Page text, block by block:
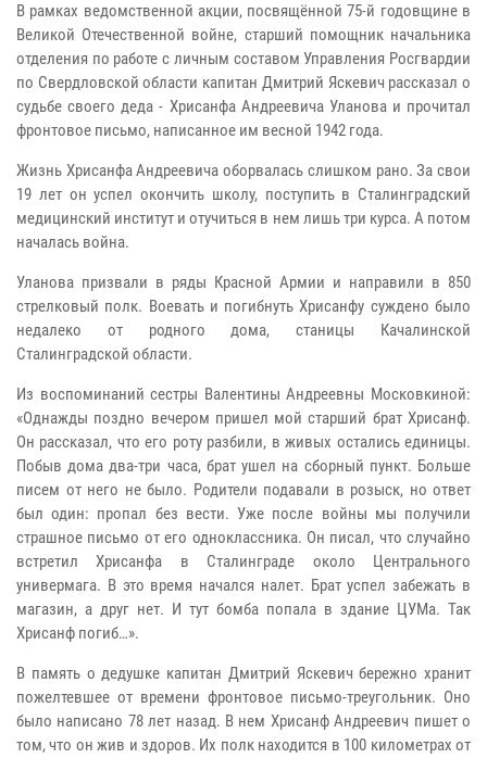
В рамках ведомственной акции, посвящённой 75-й годовщине в
Великой Отечественной войне, старший помощник начальника
отделения по работе с личным составом Управления Росгвардии
по Свердловской области капитан Дмитрий Яскевич рассказал о
судьбе своего деда - Хрисанфа Андреевича Уланова и прочитал
фронтовое письмо, написанное им весной 1942 года.
Жизнь Хрисанфа Андреевича оборвалась слишком рано. За свои
19 лет он успел окончить школу, поступить в Сталинградский
медицинский институт и отучиться в нем лишь три курса. А потом
началась война.
Уланова призвали в ряды Красной Армии и направили в 850
стрелковый полк. Воевать и погибнуть Хрисанфу суждено было
недалеко от родного дома, станицы Качалинской
Сталинградской области.
Из воспоминаний сестры Валентины Андреевны Московкиной:
«Однажды поздно вечером пришел мой старший брат Хрисанф.
Он рассказал, что его роту разбили, в живых остались единицы.
Побыв дома два-три часа, брат ушел на сборный пункт. Больше
писем от него не было. Родители подавали в розыск, но ответ
был один: пропал без вести. Уже после войны мы получили
страшное письмо от его одноклассника. Он писал, что случайно
встретил Хрисанфа в Сталинграде около Центрального
универмага. В это время начался налет. Брат успел забежать в
магазин, а друг нет. И тут бомба попала в здание ЦУМа. Так
Хрисанф погиб…».
В память о дедушке капитан Дмитрий Яскевич бережно хранит
пожелтевшее от времени фронтовое письмо-треугольник. Оно
было написано 78 лет назад. В нем Хрисанф Андреевич пишет о
том, что он жив и здоров. Их полк находится в 100 километрах от